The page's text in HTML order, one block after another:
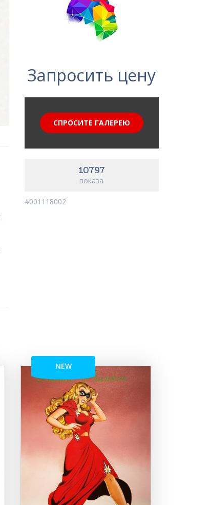
Запросить цену
СПРОСИТЕ ГАЛЕРЕЮ
10797
показа
#001118002
NEW